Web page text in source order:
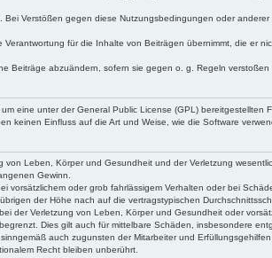
Verstößen gegen diese Nutzungsbedingungen oder
Verantwortung für die Inhalte von Beiträgen übernimmt, die er
Beiträge abzuändern, sofern sie gegen o. g. Regeln
eine unter der General Public License (GPL)
keinen Einfluss auf die Art und Weise, wie die Software
von Leben, Körper und Gesundheit und der Verletzung
Gewinn.
vorsätzlichem oder grob fahrlässigem Verhalten oder bei
der Höhe nach auf die vertragstypischen
der Verletzung von Leben, Körper und Gesundheit oder
Dies gilt auch für mittelbare Schäden, insbesondere
auch zugunsten der Mitarbeiter und Erfüllungsgehilfen
Recht bleiben unberührt.